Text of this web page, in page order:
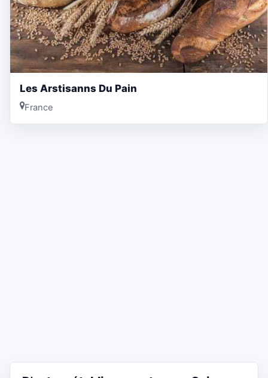
Les Arstisanns Du Pain
France